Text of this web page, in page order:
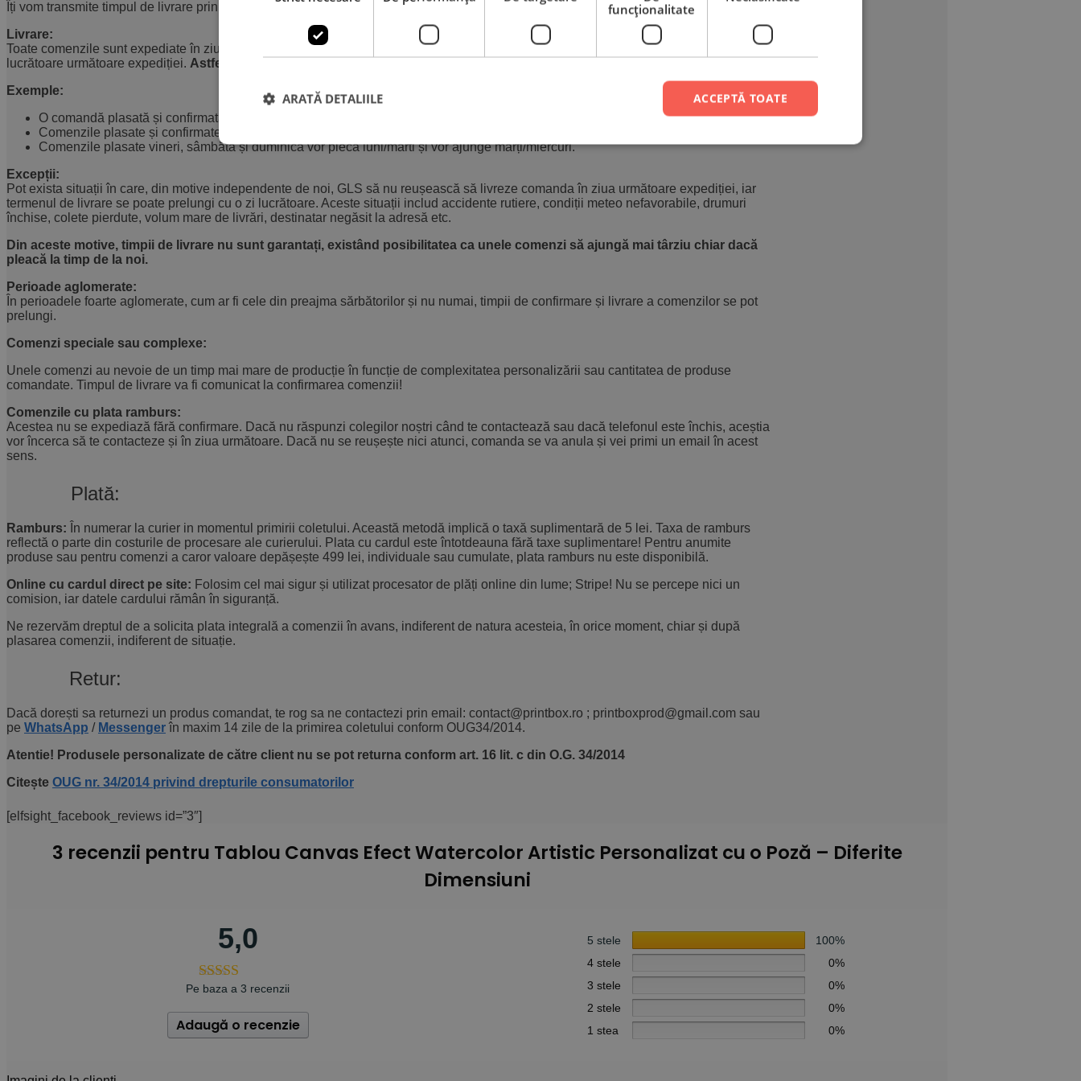
Îți vom transmite timpul de livrare prin email, după care comanda ta va fi procesată fără a mai fi nevoie să aștepți confirmarea telefonică.
Livrare:
Toate comenzile sunt expediate în ziua lucrătoare următoare confirmării.
Peste 90%
dintre comenzi ajung în 24 de ore, adică în ziua
lucrătoare următoare expediției. Astfel, majoritatea comenzilor sunt livrate în 48 de ore lucrătoare de la confirmare.
Exemple:
O comandă plasată și confirmată luni va pleca de la noi marți și va ajunge miercuri.
Comenzile plasate și confirmate joi vor pleca vineri și vor ajunge luni.
Comenzile plasate vineri, sâmbătă și duminică vor pleca luni/marti și vor ajunge marți/miercuri.
Excepții:
Pot exista situații în care, din motive independente de noi, GLS să nu reușească să livreze comanda în ziua următoare expediției, iar
termenul de livrare se poate prelungi cu o zi lucrătoare. Aceste situații includ accidente rutiere, condiții meteo nefavorabile, drumuri
închise, colete pierdute, volum mare de livrări, destinatar negăsit la adresă etc.
Din aceste motive, timpii de livrare nu sunt garantați, existând posibilitatea ca unele comenzi să ajungă mai târziu chiar dacă
pleacă la timp de la noi.
Perioade aglomerate:
În perioadele foarte aglomerate, cum ar fi cele din preajma sărbătorilor și nu numai, timpii de confirmare și livrare a comenzilor se pot
prelungi.
Comenzi speciale sau complexe:
Unele comenzi au nevoie de un timp mai mare de producție în funcție de complexitatea personalizării sau cantitatea de produse
comandate. Timpul de livrare va fi comunicat la confirmarea comenzii!
Comenzile cu plata ramburs:
Acestea nu se expediază fără confirmare. Dacă nu răspunzi colegilor noștri când te contactează sau dacă telefonul este închis, aceștia
vor încerca să te contacteze și în ziua următoare. Dacă nu se reușește nici atunci, comanda se va anula și vei primi un email în acest
sens.
Plată:
Ramburs: În numerar la curier in momentul primirii coletului. Această metodă implică o taxă suplimentară de 5 lei. Taxa de ramburs
reflectă o parte din costurile de procesare ale curierului. Plata cu cardul este întotdeauna fără taxe suplimentare! Pentru anumite
produse sau pentru comenzi a caror valoare depășește 499 lei, individuale sau cumulate, plata ramburs nu este disponibilă.
Online cu cardul direct pe site: Folosim cel mai sigur și utilizat procesator de plăți online din lume; Stripe! Nu se percepe nici un
comision, iar datele cardului rămân în siguranță.
Ne rezervăm dreptul de a solicita plata integrală a comenzii în avans, indiferent de natura acesteia, în orice moment, chiar și după
plasarea comenzii, indiferent de situație.
Retur:
Dacă dorești sa returnezi un produs comandat, te rog sa ne contactezi prin email: contact@printbox.ro ; printboxprod@gmail.com sau
pe WhatsApp / Messenger în maxim 14 zile de la primirea coletului conform OUG34/2014.
Atentie! Produsele personalizate de către client nu se pot returna conform art. 16 lit. c din O.G. 34/2014
Citește OUG nr. 34/2014 privind drepturile consumatorilor
[elfsight_facebook_reviews id=”3″]
3 recenzii pentru Tablou Canvas Efect Watercolor Artistic Personalizat cu o Poză – Diferite
Dimensiuni
5,0
Pe baza a 3 recenzii
Adaugă o recenzie
5 stele
100%
4 stele
0%
3 stele
0%
2 stele
0%
1 stea
0%
funcţionalitate
ACCEPTĂ TOATE
ARATĂ DETALIILE